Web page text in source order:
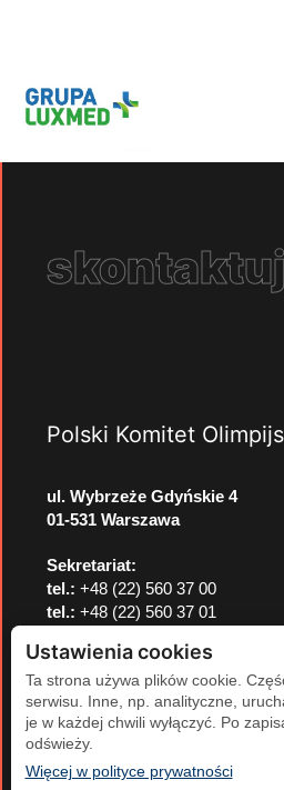
Polski Komitet
ul. Wybrzeże Gdyńskie 4
01-531 Warszawa
Sekretariat:
tel.: +48 (22) 560 37 00
tel.: +48 (22) 560 37 01
Ustawienia cookies
Ta strona używa plików cookie.
serwisu. Inne, np. analityczne,
je w każdej chwili wyłączyć. Po
odświeży.
Więcej w polityce prywatności